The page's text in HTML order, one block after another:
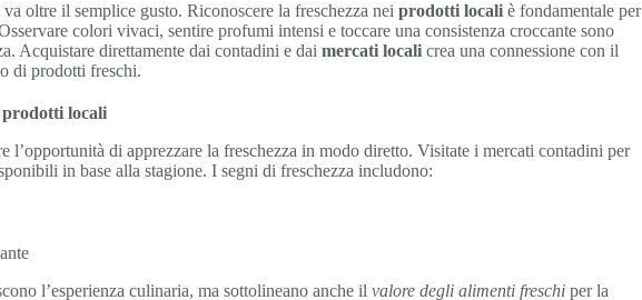
va oltre il semplice gusto. Riconoscere la freschezza nei prodotti locali è fondamentale per
colori vivaci, sentire profumi intensi e toccare una consistenza croccante sono
Acquistare direttamente dai contadini e dai mercati locali crea una connessione con il
di prodotti freschi.
prodotti locali
l’opportunità di apprezzare la freschezza in modo diretto. Visitate i mercati contadini per
in base alla stagione. I segni di freschezza includono:
l’esperienza culinaria, ma sottolineano anche il valore degli alimenti freschi per la